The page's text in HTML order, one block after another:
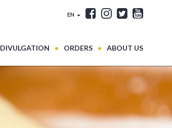
EN
DIVULGATION ORDERS ABOUT US